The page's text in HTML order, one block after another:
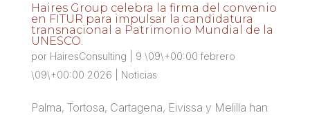
Haires Group celebra la firma del convenio
en FITUR para impulsar la candidatura
transnacional a Patrimonio Mundial de la
UNESCO.
por HairesConsulting
9 \09\+00:00 febrero
\09\+00:00 2026
Noticias
Palma, Tortosa, Cartagena, Eivissa y Melilla han